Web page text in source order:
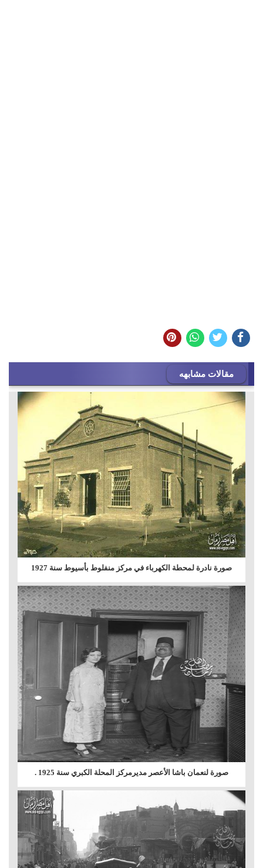
مقالات مشابهه
صورة نادرة لمحطة الكهرباء في مركز منفلوط بأسيوط سنة 1927
صورة لنعمان باشا الأعصر مديرمركز المحلة الكبري سنة 1925 .